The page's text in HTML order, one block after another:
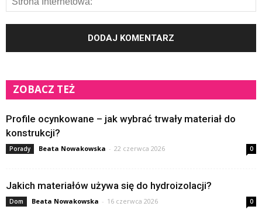
ZOBACZ TEŻ
Profile ocynkowane – jak wybrać trwały materiał do
konstrukcji?
Porady Beata Nowakowska - 22 czerwca 2026 0
Jakich materiałów używa się do hydroizolacji?
Dom Beata Nowakowska - 16 czerwca 2026 0